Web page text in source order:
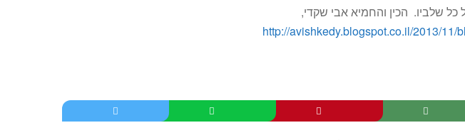
כל שלביו. הכין והחמיא אבי שקדי,
http://avishkedy.blogspot.co.il/2013/11/